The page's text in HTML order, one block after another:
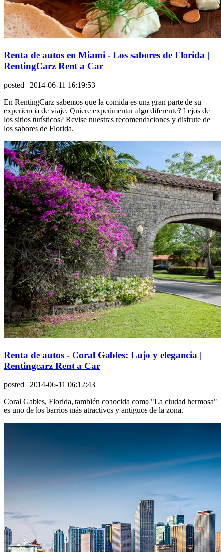
Renta de autos en Miami - Los sabores de Florida |
RentingCarz Rent a Car
posted | 2014-06-11 16:19:53
En RentingCarz sabemos que la comida es una gran parte de su
experiencia de viaje. Quiere experimentar algo diferente? Lejos de
los sitios turísticos? Revise nuestras recomendaciones y disfrute de
los sabores de Florida.
Renta de autos - Coral Gables: Lujo y elegancia |
Rentingcarz Rent a Car
posted | 2014-06-11 06:12:43
Coral Gables, Florida, también conocida como "La ciudad hermosa"
es uno de los barrios más atractivos y antiguos de la zona.